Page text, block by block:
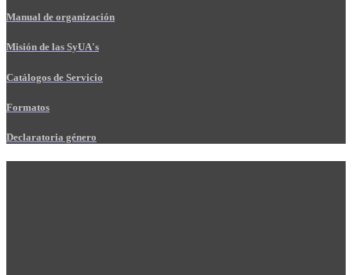
Manual de organización
Misión de las SyUA's
Catálogos de Servicio
Formatos
Declaratoria género